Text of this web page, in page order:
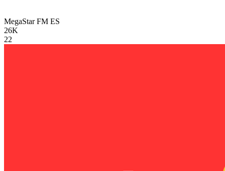
MegaStar FM ES
26K
22